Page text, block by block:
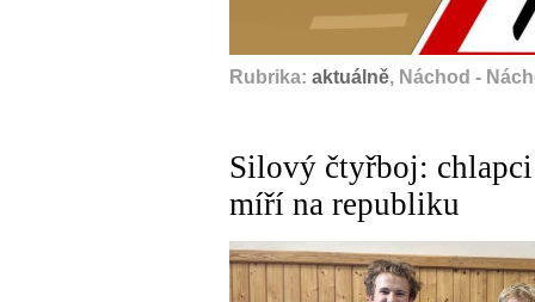
Rubrika: aktuálně, Náchod -
Silový čtyřboj:
míří na republiku